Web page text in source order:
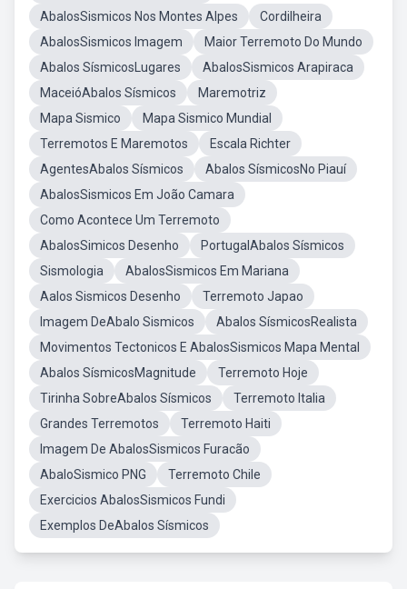
AbalosSismicos Nos Montes Alpes
Cordilheira
AbalosSismicos Imagem
Maior Terremoto Do Mundo
Abalos SísmicosLugares
AbalosSismicos Arapiraca
MaceióAbalos Sísmicos
Maremotriz
Mapa Sismico
Mapa Sismico Mundial
Terremotos E Maremotos
Escala Richter
AgentesAbalos Sísmicos
Abalos SísmicosNo Piauí
AbalosSismicos Em João Camara
Como Acontece Um Terremoto
AbalosSimicos Desenho
PortugalAbalos Sísmicos
Sismologia
AbalosSismicos Em Mariana
Aalos Sismicos Desenho
Terremoto Japao
Imagem DeAbalo Sismicos
Abalos SísmicosRealista
Movimentos Tectonicos E AbalosSismicos Mapa Mental
Abalos SísmicosMagnitude
Terremoto Hoje
Tirinha SobreAbalos Sísmicos
Terremoto Italia
Grandes Terremotos
Terremoto Haiti
Imagem De AbalosSismicos Furacão
AbaloSismico PNG
Terremoto Chile
Exercicios AbalosSismicos Fundi
Exemplos DeAbalos Sísmicos